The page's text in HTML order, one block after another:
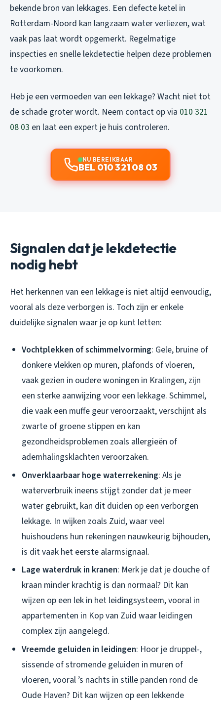
bekende bron van lekkages. Een defecte ketel in
Rotterdam-Noord kan langzaam water verliezen, wat
vaak pas laat wordt opgemerkt. Regelmatige
inspecties en snelle lekdetectie helpen deze problemen
te voorkomen.
Heb je een vermoeden van een lekkage? Wacht niet tot
de schade groter wordt. Neem contact op via 010 321
08 03 en laat een expert je huis controleren.
NU BEREIKBAAR
BEL 010 321 08 03
Signalen dat je lekdetectie
nodig hebt
Het herkennen van een lekkage is niet altijd eenvoudig,
vooral als deze verborgen is. Toch zijn er enkele
duidelijke signalen waar je op kunt letten:
Vochtplekken of schimmelvorming: Gele, bruine of
donkere vlekken op muren, plafonds of vloeren,
vaak gezien in oudere woningen in Kralingen, zijn
een sterke aanwijzing voor een lekkage. Schimmel,
die vaak een muffe geur veroorzaakt, verschijnt als
zwarte of groene stippen en kan
gezondheidsproblemen zoals allergieën of
ademhalingsklachten veroorzaken.
Onverklaarbaar hoge waterrekening: Als je
waterverbruik ineens stijgt zonder dat je meer
water gebruikt, kan dit duiden op een verborgen
lekkage. In wijken zoals Zuid, waar veel
huishoudens hun rekeningen nauwkeurig bijhouden,
is dit vaak het eerste alarmsignaal.
Lage waterdruk in kranen: Merk je dat je douche of
kraan minder krachtig is dan normaal? Dit kan
wijzen op een lek in het leidingsysteem, vooral in
appartementen in Kop van Zuid waar leidingen
complex zijn aangelegd.
Vreemde geluiden in leidingen: Hoor je druppel-,
sissende of stromende geluiden in muren of
vloeren, vooral ’s nachts in stille panden rond de
Oude Haven? Dit kan wijzen op een lekkende